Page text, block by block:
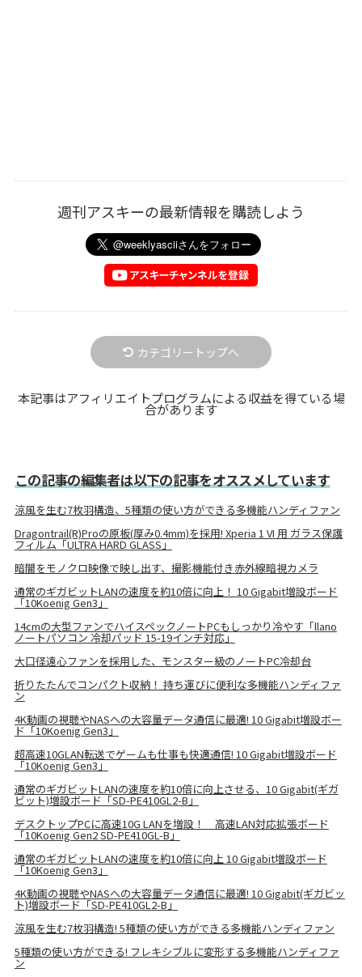
週刊アスキーの最新情報を購読しよう
カテゴリートップへ
本記事はアフィリエイトプログラムによる収益を得ている場
合があります
この記事の編集者は以下の記事をオススメしています
涼風を生む7枚羽構造、5種類の使い方ができる多機能ハンディファン
Dragontrail(R)Proの原板(厚み0.4mm)を採用! Xperia 1 VI 用 ガラス保護
フィルム「ULTRA HARD GLASS」
暗闇をモノクロ映像で映し出す、撮影機能付き赤外線暗視カメラ
通常のギガビットLANの速度を約10倍に向上！ 10 Gigabit増設ボード
「10Koenig Gen3」
14cmの大型ファンでハイスペックノートPCもしっかり冷やす「llano
ノートパソコン 冷却パッド 15-19インチ対応」
大口径遠心ファンを採用した、モンスター級のノートPC冷却台
折りたたんでコンパクト収納！ 持ち運びに便利な多機能ハンディファ
ン
4K動画の視聴やNASへの大容量データ通信に最適! 10 Gigabit増設ボー
ド「10Koenig Gen3」
超高速10GLAN転送でゲームも仕事も快適通信! 10 Gigabit増設ボード
「10Koenig Gen3」
通常のギガビットLANの速度を約10倍に向上させる、10 Gigabit(ギガ
ビット)増設ボード「SD-PE410GL2-B」
デスクトップPCに高速10G LANを増設！ 高速LAN対応拡張ボード
「10Koenig Gen2 SD-PE410GL-B」
通常のギガビットLANの速度を約10倍に向上 10 Gigabit増設ボード
「10Koenig Gen3」
4K動画の視聴やNASへの大容量データ通信に最適! 10 Gigabit(ギガビッ
ト)増設ボード「SD-PE410GL2-B」
涼風を生む7枚羽構造! 5種類の使い方ができる多機能ハンディファン
5種類の使い方ができる! フレキシブルに変形する多機能ハンディファ
ン